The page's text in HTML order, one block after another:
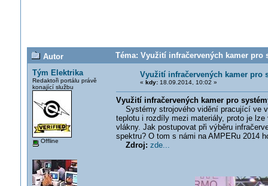
Autor
Téma: Využití infračervených kamer
Tým Elektrika
Redaktoři portálu právě
konající službu
Offline
Využití infračervených kamer pro
« kdy:18.09.2014, 10:02 »
Využití infračervených kamer pro
Systémy strojového vidění pracující ve
teplotu i rozdíly mezi materiály, proto je
vlákny. Jak postupovat při výběru
spektru? O tom s námi na AMPERu 2014
Zdroj: zde...